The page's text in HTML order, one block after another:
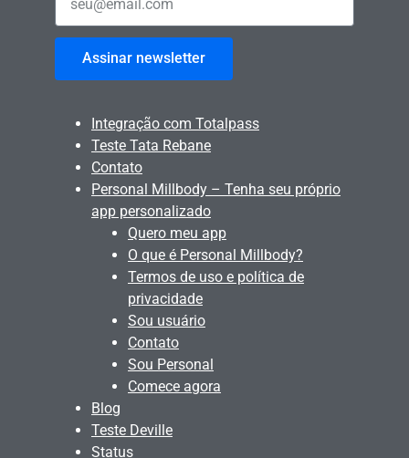
Assinar newsletter
Integração com Totalpass
Teste Tata Rebane
Contato
Personal Millbody – Tenha seu próprio
app personalizado
Quero meu app
O que é Personal Millbody?
Termos de uso e política de
privacidade
Sou usuário
Contato
Sou Personal
Comece agora
Blog
Teste Deville
Status